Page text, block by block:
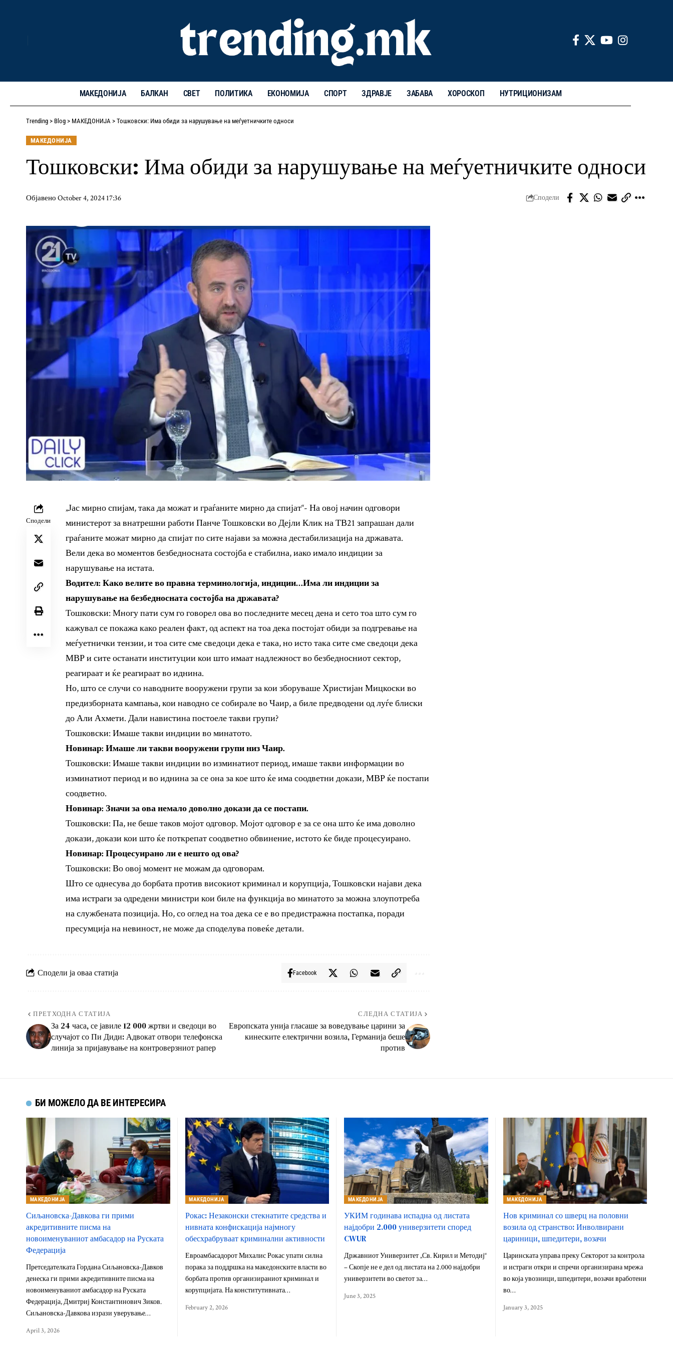
МАКЕДОНИЈА БАЛКАН СВЕТ ПОЛИТИКА ЕКОНОМИЈА СПОРТ ЗДРАВЈЕ ЗАБАВА ХОРОСКОП НУТРИЦИОНИЗАМ
Trending > Blog > МАКЕДОНИЈА > Тошковски: Има обиди за нарушување на меѓуетничките односи
МАКЕДОНИЈА
Тошковски: Има обиди за нарушување на меѓуетничките односи
Објавено October 4, 2024 17:36 Сподели
Сподели
„Јас мирно спијам, така да можат и граѓаните мирно да спијат“- На овој начин одговори
министерот за внатрешни работи Панче Тошковски во Дејли Клик на ТВ21 запрашан дали
граѓаните можат мирно да спијат по сите најави за можна дестабилизација на државата.
Вели дека во моментов безбедносната состојба е стабилна, иако имало индиции за
нарушување на истата.
Водител: Како велите во правна терминологија, индиции…Има ли индиции за
нарушување на безбедносната состојба на државата?
Тошковски: Многу пати сум го говорел ова во последните месец дена и сето тоа што сум го
кажувал се покажа како реален факт, од аспект на тоа дека постојат обиди за подгревање на
меѓуетнички тензии, и тоа сите сме сведоци дека е така, но исто така сите сме сведоци дека
МВР и сите останати институции кои што имаат надлежност во безбедносниот сектор,
реагираат и ќе реагираат во иднина.
Но, што се случи со наводните вооружени групи за кои зборуваше Христијан Мицкоски во
предизборната кампања, кои наводно се собирале во Чаир, а биле предводени од луѓе блиски
до Али Ахмети. Дали навистина постоеле такви групи?
Тошковски: Имаше такви индиции во минатото.
Новинар: Имаше ли такви вооружени групи низ Чаир.
Тошковски: Имаше такви индиции во изминатиот период, имаше такви информации во
изминатиот период и во иднина за се она за кое што ќе има соодветни докази, МВР ќе постапи
соодветно.
Новинар: Значи за ова немало доволно докази да се постапи.
Тошковски: Па, не беше таков мојот одговор. Мојот одговор е за се она што ќе има доволно
докази, докази кои што ќе поткрепат соодветно обвинение, истото ќе биде процесуирано.
Новинар: Процесуирано ли е нешто од ова?
Тошковски: Во овој момент не можам да одговорам.
Што се однесува до борбата против високиот криминал и корупција, Тошковски најави дека
има истраги за одредени министри кои биле на функција во минатото за можна злоупотреба
на службената позиција. Но, со оглед на тоа дека се е во предистражна постапка, поради
пресумција на невиност, не може да споделува повеќе детали.
Сподели ја оваа статија Facebook
ПРЕТХОДНА СТАТИЈА
За 24 часа, се јавиле 12 000 жртви и сведоци во
случајот со Пи Диди: ​​Адвокат отвори телефонска
линија за пријавување на контроверзниот рапер
СЛЕДНА СТАТИЈА
Европската унија гласаше за воведување царини за
кинеските електрични возила, Германија беше
против
БИ МОЖЕЛО ДА ВЕ ИНТЕРЕСИРА
МАКЕДОНИЈА
Сиљановска-Давкова ги прими
акредитивните писма на
новоименуваниот амбасадор на Руската
Федерација
Претседателката Гордана Сиљановска-Давков
денеска ги прими акредитивните писма на
новоименуваниот амбасадор на Руската
Федерација, Дмитриј Константинович Зиков.
Сиљановска-Давкова изрази уверување…
April 3, 2026
МАКЕДОНИЈА
Рокас: Незаконски стекнатите средства и
нивната конфискација најмногу
обесхрабруваат криминални активности
Евроамбасадорот Михалис Рокас упати силна
порака за поддршка на македонските власти во
борбата против организираниот криминал и
корупцијата. На конститутивната…
February 2, 2026
МАКЕДОНИЈА
УКИМ годинава испадна од листата
најдобри 2.000 универзитети според
CWUR
Државниот Универзитет „Св. Кирил и Методиј“
– Скопје не е дел од листата на 2.000 најдобри
универзитети во светот за…
June 3, 2025
МАКЕДОНИЈА
Нов криминал со шверц на половни
возила од странство: Инволвирани
цариници, шпедитери, возачи
Царинската управа преку Секторот за контрола
и истраги откри и спречи организирана мрежа
во која увозници, шпедитери, возачи вработени
во…
January 3, 2025